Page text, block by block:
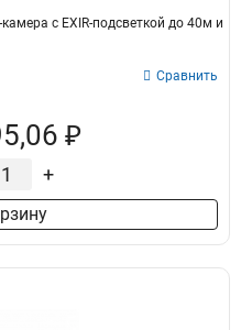
с EXIR-подсветкой до 40м и
Сравнить
₽
+